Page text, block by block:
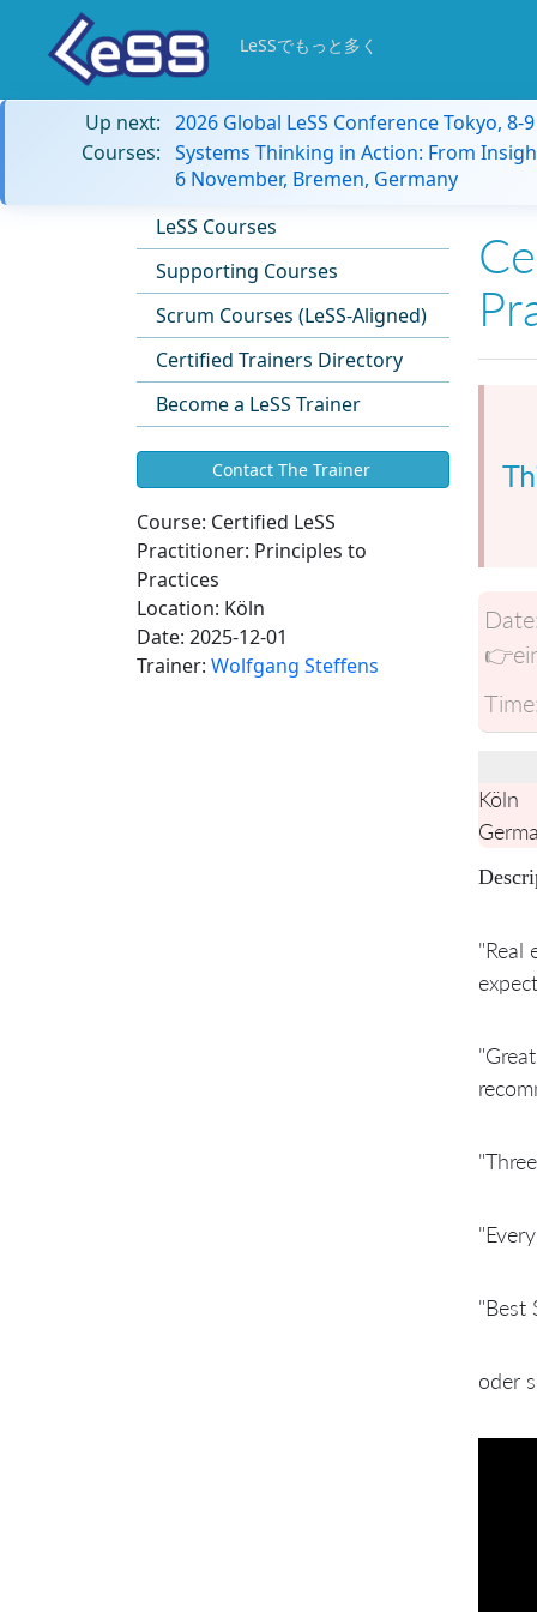
LeSSでもっと多く
Up next: 2026 Global LeSS Conference Tokyo, 8-
Courses: Systems Thinking in Action: From
6 November, Bremen, Germany
LeSS Courses
Supporting Courses
Scrum Courses (LeSS-Aligned)
Certified Trainers Directory
Become a LeSS Trainer
Contact The Trainer
Course: Certified LeSS
Practitioner: Principles to
Practices
Location: Köln
Date: 2025-12-01
Trainer: Wolfgang Steffens
Date:
Time:
Köln
"Real
"Best
oder